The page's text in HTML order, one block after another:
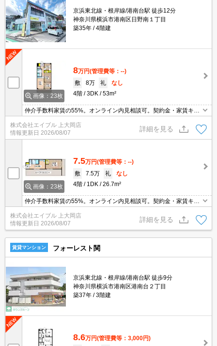
京浜東北線・根岸線/港南台駅 徒歩12分
神奈川県横浜市港南区日野南１丁目
築35年
4階建
画像：23枚
8万円(管理費等：--)
敷
8万 礼
なし
4階
3DK 53m²
仲介手数料家賃の55%。オンライン内見相談可。契約金・家賃キャ
ッシュレス決済対応（条件あり）。最新の空室状況はお気軽にお問
い合わせ下さい。オール洋室。シャワー付独立洗面台。うれしい礼
金0!。
株式会社エイブル 上大岡店
情報更新日 2026/08/07
詳細を見る
画像：23枚
7.5万円(管理費等：--)
敷
7.5万 礼
なし
4階
1DK 26.7m²
仲介手数料家賃の55%。オンライン内見相談可。契約金・家賃キャ
ッシュレス決済対応（条件あり）。最新の空室状況はお気軽にお問
い合わせ下さい。最上階。角部屋。ルーフバルコニー付き。うれし
い礼金0!。
株式会社エイブル 上大岡店
情報更新日 2026/08/07
詳細を見る
賃貸マンション フォーレスト関
京浜東北線・根岸線/港南台駅 徒歩9分
神奈川県横浜市港南区港南台２丁目
築37年
3階建
8.6万円(管理費等：3,000円)